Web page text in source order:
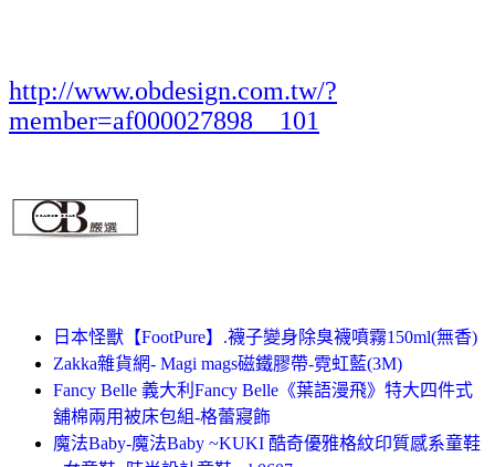
http://www.obdesign.com.tw/?
member=af000027898__101
日本怪獸【FootPure】.襪子變身除臭襪噴霧150ml(無香)
Zakka雜貨網- Magi mags磁鐵膠帶-霓虹藍(3M)
Fancy Belle 義大利Fancy Belle《葉語漫飛》特大四件式
舖棉兩用被床包組-格蕾寢飾
魔法Baby-魔法Baby ~KUKI 酷奇優雅格紋印質感系童鞋